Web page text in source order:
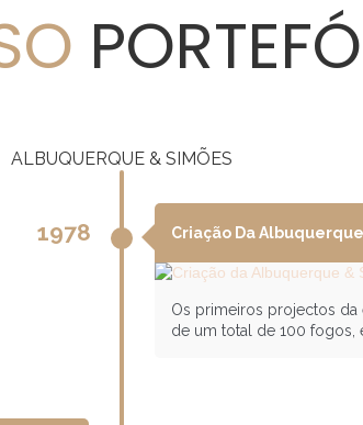
ALBUQUERQUE & SIMÕES
1978 Criação Da
Os primeiros projectos
de um total de 100 fogos,